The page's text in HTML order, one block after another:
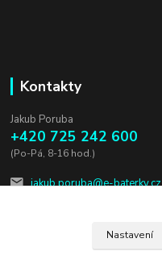
Kontakty
Jakub Poruba
+420 725 242 600
(Po-Pá, 8-16 hod.)
jakub.poruba@e-baterky.cz
Nastavení